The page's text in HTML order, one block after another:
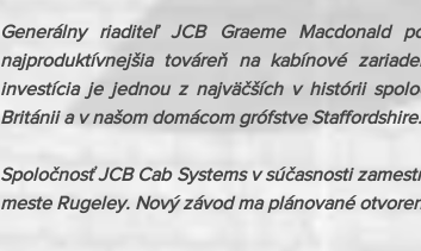
Generálny riaditeľ JCB Graeme Macdonald
najproduktívnejšia továreň na kabínové
investícia je jednou z najväčších v histórii
Británii a v našom domácom grófstve
Spoločnosť JCB Cab Systems v súčasnosti
meste Rugeley. Nový závod ma plánované